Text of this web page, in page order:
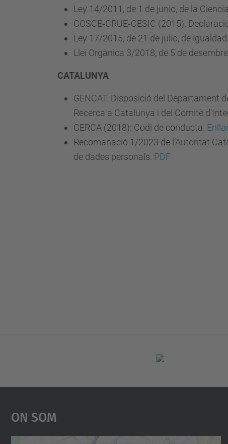
Ley 14/2011, de 1 de junio, de la
COSCE‐CRUE‐CESIC (2015).
Ley 17/2015, de 21 de julio, de
Llei Orgànica 3/2018, de 5 de
CATALUNYA
GENCAT. Disposició del Departament
Recerca a Catalunya i del Comitè
CERCA (2018): Codi de conducta.
Recomanació 1/2023 de l’Autoritat
de dades personals. PDF
On Som